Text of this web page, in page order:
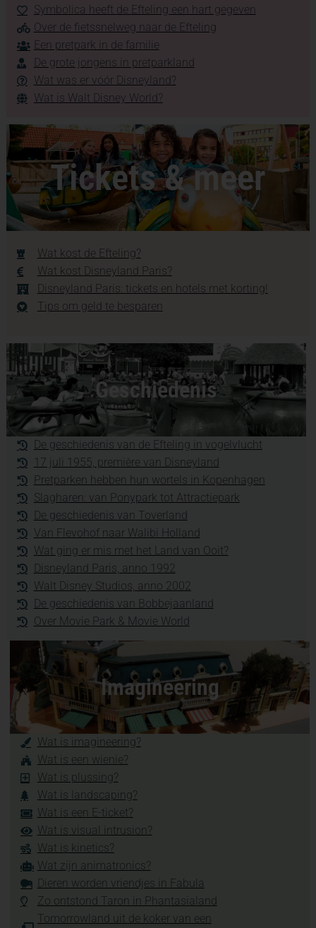
Symbolica heeft de Efteling een hart gegeven
Over de fietssnelweg naar de Efteling
Een pretpark in de familie
De grote jongens in pretparkland
Wat was er vóór Disneyland?
Wat is Walt Disney World?
Tickets & meer
Wat kost de Efteling?
Wat kost Disneyland Paris?
Disneyland Paris: tickets en hotels met korting!
Tips om geld te besparen
Geschiedenis
De geschiedenis van de Efteling in vogelvlucht
17 juli 1955, première van Disneyland
Pretparken hebben hun wortels in Kopenhagen
Slagharen: van Ponypark tot Attractiepark
De geschiedenis van Toverland
Van Flevohof naar Walibi Holland
Wat ging er mis met het Land van Ooit?
Disneyland Paris, anno 1992
Walt Disney Studios, anno 2002
De geschiedenis van Bobbejaanland
Over Movie Park & Movie World
Imagineering
Wat is imagineering?
Wat is een wienie?
Wat is plussing?
Wat is landscaping?
Wat is een E-ticket?
Wat is visual intrusion?
Wat is kinetics?
Wat zijn animatronics?
Dieren worden vriendjes in Fabula
Zo ontstond Taron in Phantasialand
Tomorrowland uit de koker van een